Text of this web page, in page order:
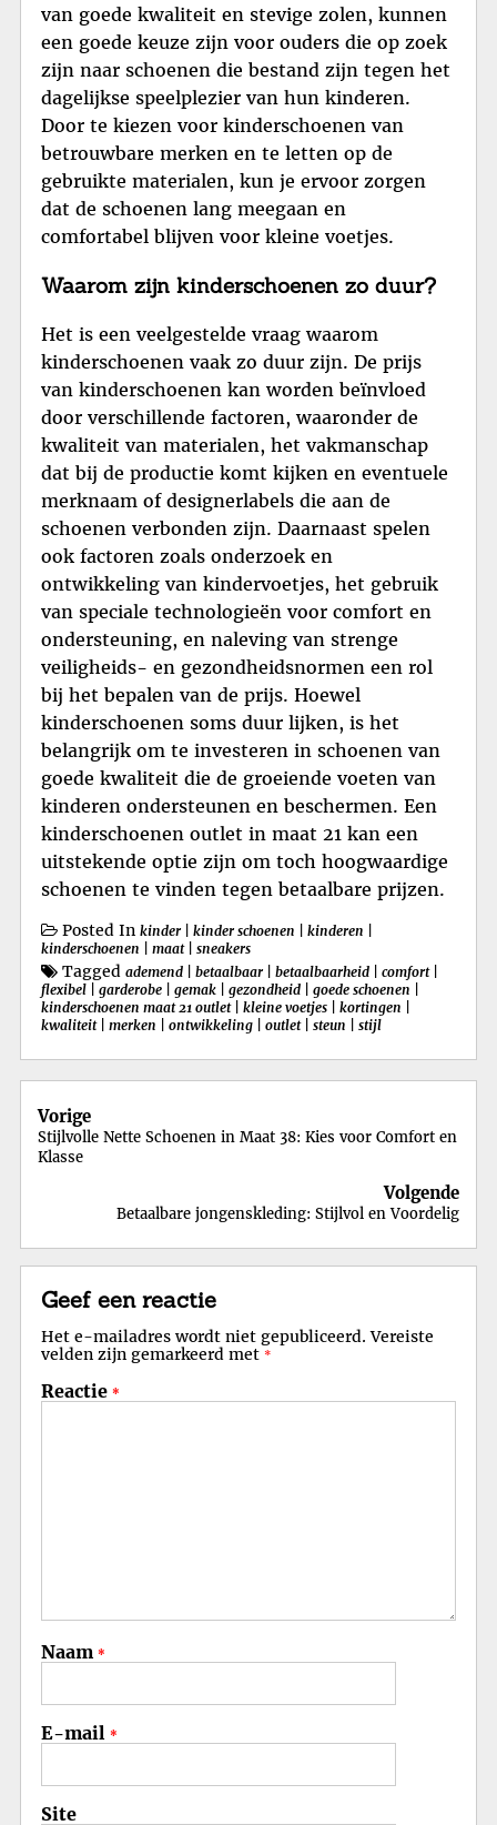
van goede kwaliteit en stevige zolen, kunnen
een goede keuze zijn voor ouders die op zoek
zijn naar schoenen die bestand zijn tegen het
dagelijkse speelplezier van hun kinderen.
Door te kiezen voor kinderschoenen van
betrouwbare merken en te letten op de
gebruikte materialen, kun je ervoor zorgen
dat de schoenen lang meegaan en
comfortabel blijven voor kleine voetjes.
Waarom zijn kinderschoenen zo duur?
Het is een veelgestelde vraag waarom
kinderschoenen vaak zo duur zijn. De prijs
van kinderschoenen kan worden beïnvloed
door verschillende factoren, waaronder de
kwaliteit van materialen, het vakmanschap
dat bij de productie komt kijken en eventuele
merknaam of designerlabels die aan de
schoenen verbonden zijn. Daarnaast spelen
ook factoren zoals onderzoek en
ontwikkeling van kindervoetjes, het gebruik
van speciale technologieën voor comfort en
ondersteuning, en naleving van strenge
veiligheids- en gezondheidsnormen een rol
bij het bepalen van de prijs. Hoewel
kinderschoenen soms duur lijken, is het
belangrijk om te investeren in schoenen van
goede kwaliteit die de groeiende voeten van
kinderen ondersteunen en beschermen. Een
kinderschoenen outlet in maat 21 kan een
uitstekende optie zijn om toch hoogwaardige
schoenen te vinden tegen betaalbare prijzen.
Posted In kinder kinder schoenen kinderen
kinderschoenen
maat| sneakers
Tagged ademend betaalbaar betaalbaarheid comfort|
flexibel
garderobe gemak gezondheid goede schoenen
kinderschoenen maat 21 outlet| kleine voetjes kortingen
kwaliteit| merken ontwikkeling outlet| steun stijl
Berichtnavigatie
Vorige
Stijlvolle Nette Schoenen in Maat 38: Kies voor Comfort en
Klasse
Volgende
Betaalbare jongenskleding: Stijlvol en Voordelig
Geef een reactie
Het e-mailadres wordt niet gepubliceerd. Vereiste
velden zijn gemarkeerd met *
Reactie *
Naam *
E-mail *
Site